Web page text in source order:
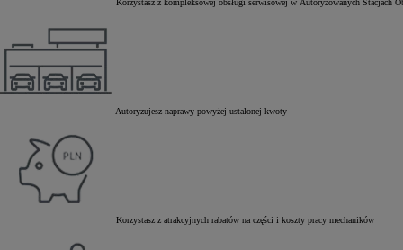
Korzystasz z kompleksowej obsługi serwisowej w Autoryzowanych Stacjach
Autoryzujesz naprawy powyżej ustalonej kwoty
Korzystasz z atrakcyjnych rabatów na części i koszty pracy mechaników